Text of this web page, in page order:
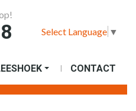
Select Language ▼
CONTACT